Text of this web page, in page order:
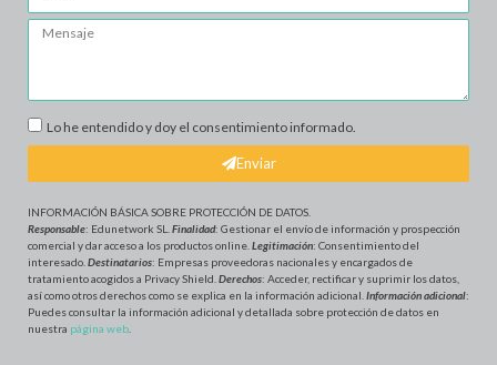
Lo he entendido y doy el consentimiento informado.
Enviar
INFORMACIÓN BÁSICA SOBRE PROTECCIÓN DE DATOS
Responsable: Edunetwork SL. Finalidad: Gestionar el envío de información y prospección
comercial y dar acceso a los productos online. Legitimación: Consentimiento del
interesado. Destinatarios: Empresas proveedoras nacionales y encargados de
tratamiento acogidos a Privacy Shield. Derechos: Acceder, rectificar y suprimir los datos,
así como otros derechos como se explica en la información adicional. Información adicional:
Puedes consultar la información adicional y detallada sobre protección de datos en
nuestra página web